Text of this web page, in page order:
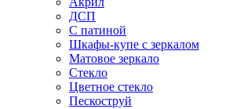
ДСП
С патиной
Шкафы-купе с зеркалом
Матовое зеркало
Стекло
Цветное стекло
Пескоструй